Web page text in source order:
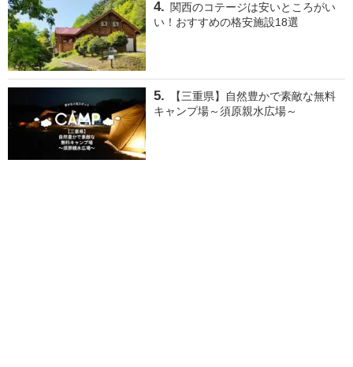
関西のコテージは安いところがい
い！おすすめの格安施設18選
【三重県】自然豊かで素敵な無料
キャンプ場～須原親水広場～